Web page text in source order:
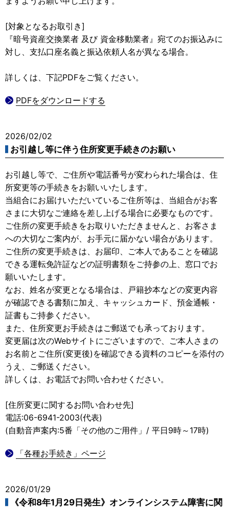
[対象となるお取引き]
『暗号資産交換業者 及び 資金移動業者』宛てのお振込みに
対し、支払口座名義と振込依頼人名が異なる場合。
詳しくは、下記PDFをご覧ください。
PDFをダウンロードする
2026/02/02
お引越し等に伴う住所変更手続きのお願い
お引越し等で、ご住所や電話番号が変わられた場合は、住
所変更等の手続きをお願いいたします。
当組合にお届けいただいているご住所等は、当組合がお客
さまに大切なご連絡を差し上げる場合に必要なものです。
ご住所の変更手続きをお取りいただきませんと、お客さま
への大切なご案内が、お手元に届かない場合があります。
ご住所の変更手続きは、お届印、ご本人であることを確認
できる運転免許証などの証明書類をご持参の上、窓口でお
願いいたします。
なお、姓名が変更となる場合は、戸籍抄本などの変更内容
が確認できる書類に加え、キャッシュカード、預金通帳・
証書もご持参ください。
また、住所変更お手続きはご郵送でも承っております。
変更届は次のWebサイトにございますので、ご本人さまの
お名前とご住所(変更後)を確認できる資料のコピーを添付の
うえ、ご郵送ください。
詳しくは、お電話でお問い合わせください。
[住所変更に関するお問い合わせ先]
電話:06-6941-2003(代表)
(自動音声案内:5番「その他のご用件」/ 平日9時～17時)
「各種お手続き」ページ
2026/01/29
《令和8年1月29日発生》オンラインシステム障害に関